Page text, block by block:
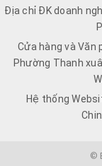
Địa chỉ ĐK doanh
Cửa hàng và Văn
Phường Thanh
Hệ thống
©